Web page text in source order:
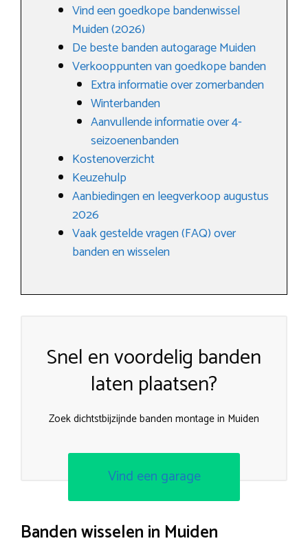
Vind een goedkope bandenwissel
Muiden (2026)
De beste banden autogarage Muiden
Verkooppunten van goedkope banden
Extra informatie over zomerbanden
Winterbanden
Aanvullende informatie over 4-
seizoenenbanden
Kostenoverzicht
Keuzehulp
Aanbiedingen en leegverkoop augustus
2026
Vaak gestelde vragen (FAQ) over
banden en wisselen
Snel en voordelig banden
laten plaatsen?
Zoek dichtstbijzijnde banden montage in Muiden
Vind een garage
Banden wisselen in Muiden